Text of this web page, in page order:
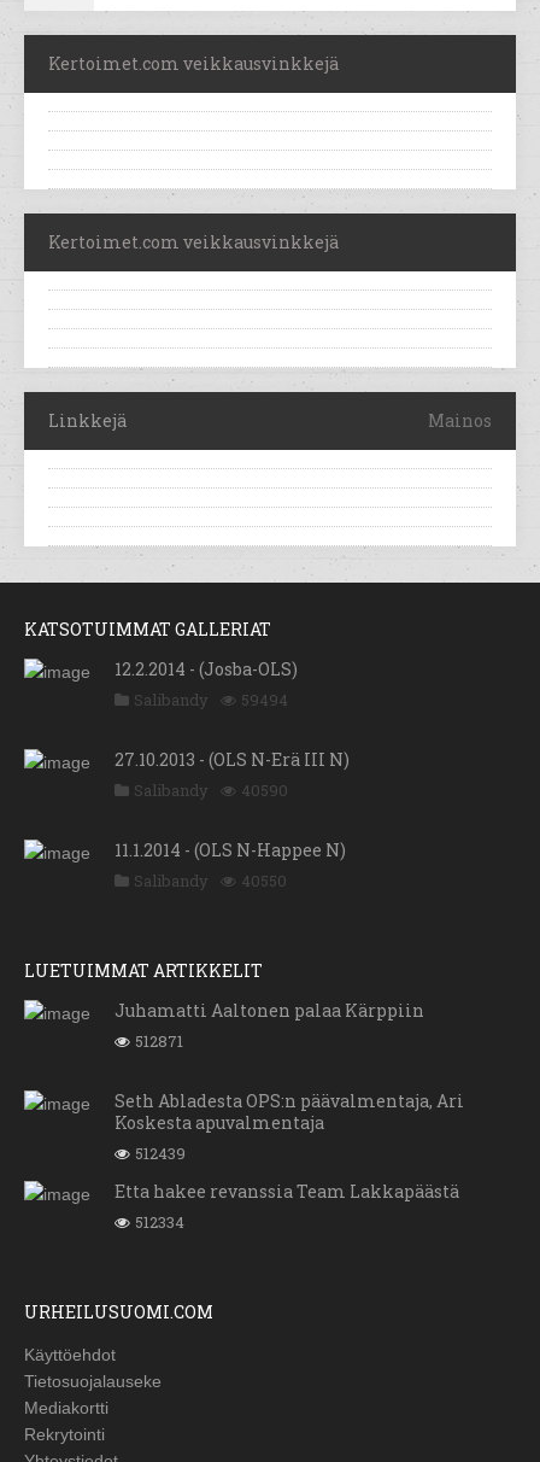
Kertoimet.com veikkausvinkkejä
Kertoimet.com veikkausvinkkejä
Linkkejä Mainos
KATSOTUIMMAT GALLERIAT
12.2.2014 - (Josba-OLS)
Salibandy 59494
27.10.2013 - (OLS N-Erä III N)
Salibandy 40590
11.1.2014 - (OLS N-Happee N)
Salibandy 40550
LUETUIMMAT ARTIKKELIT
Juhamatti Aaltonen palaa Kärppiin
512871
Seth Abladesta OPS:n päävalmentaja, Ari
Koskesta apuvalmentaja
512439
Etta hakee revanssia Team Lakkapäästä
512334
URHEILUSUOMI.COM
Käyttöehdot
Tietosuojalauseke
Mediakortti
Rekrytointi